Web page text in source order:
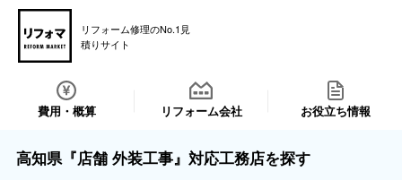
リフォーム修理のNo.1見
積りサイト
費用・概算 リフォーム会社 お役立ち情報
高知県『店舗 外装工事』対応工務店を探す